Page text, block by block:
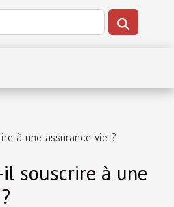
à une assurance vie ?
souscrire à une